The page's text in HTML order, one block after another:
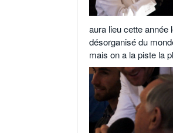
aura lieu cette année
désorganisé du
mais on a la piste la